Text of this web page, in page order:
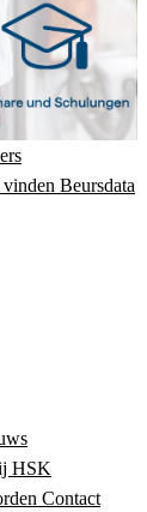
vinden Beursdata
HSK
Contact